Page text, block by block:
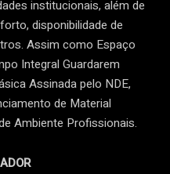
institucionais, além de
disponibilidade de
Assim como Espaço
Integral Guardarem
Assinada pelo NDE,
de Material
Ambiente Profissionais.